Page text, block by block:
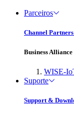
Parceiros
Channel Partners
Business
WISE-
Suporte
Support &